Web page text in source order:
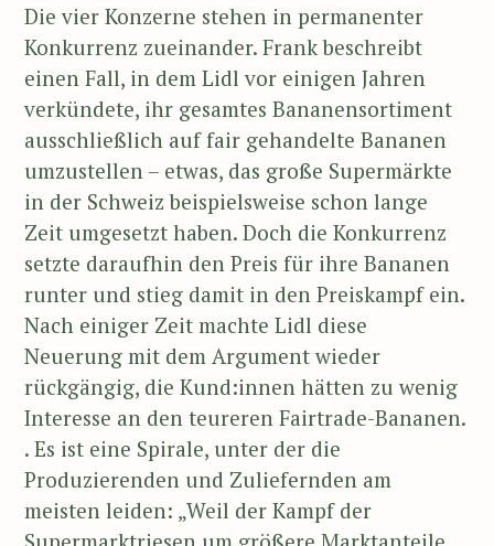
Die vier Konzerne stehen in permanenter
Konkurrenz zueinander. Frank beschreibt
einen Fall, in dem Lidl vor einigen Jahren
verkündete, ihr gesamtes Bananensortiment
ausschließlich auf fair gehandelte Bananen
umzustellen – etwas, das große Supermärkte
in der Schweiz beispielsweise schon lange
Zeit umgesetzt haben. Doch die Konkurrenz
setzte daraufhin den Preis für ihre Bananen
runter und stieg damit in den Preiskampf ein.
Nach einiger Zeit machte Lidl diese
Neuerung mit dem Argument wieder
rückgängig, die Kund:innen hätten zu wenig
Interesse an den teureren Fairtrade-Bananen.
. Es ist eine Spirale, unter der die
Produzierenden und Zuliefernden am
meisten leiden: „Weil der Kampf der